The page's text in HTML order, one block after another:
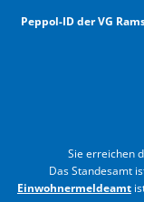
Peppol-ID der VG
Sie erreichen
Das Standesamt
Einwohnermeldeamt